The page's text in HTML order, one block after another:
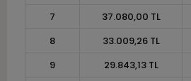
7
37.080,00 TL
8
33.009,26 TL
9
29.843,13 TL